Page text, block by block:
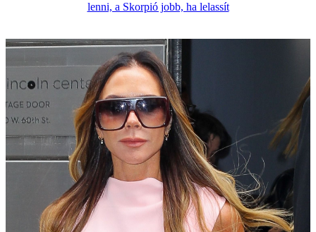
lenni, a Skorpió jobb, ha lelassít